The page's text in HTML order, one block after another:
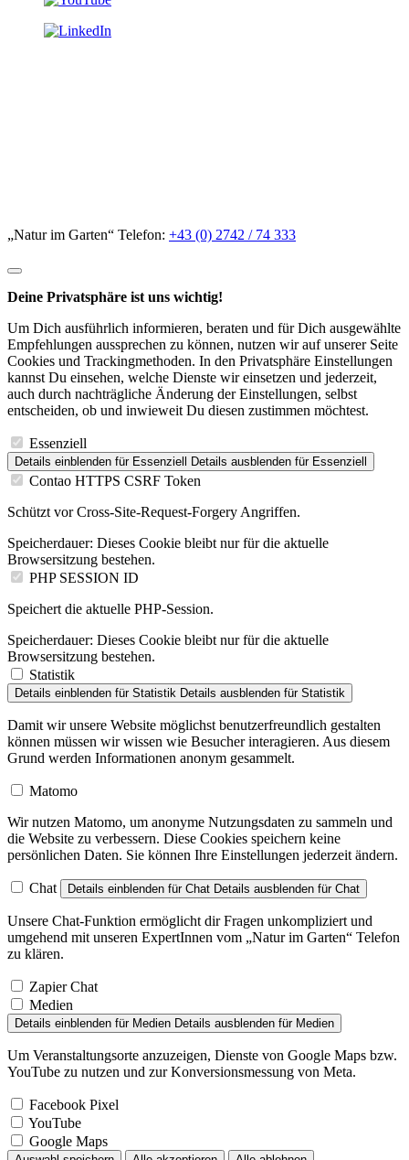
„Natur im Garten“ Telefon: +43 (0) 2742 / 74 333
Deine Privatsphäre ist uns wichtig!
Um Dich ausführlich informieren, beraten und für Dich ausgewählte
Empfehlungen aussprechen zu können, nutzen wir auf unserer Seite
Cookies und Trackingmethoden. In den Privatsphäre Einstellungen
kannst Du einsehen, welche Dienste wir einsetzen und jederzeit,
auch durch nachträgliche Änderung der Einstellungen, selbst
entscheiden, ob und inwieweit Du diesen zustimmen möchtest.
Essenziell
Details einblenden für Essenziell Details ausblenden für Essenziell
Contao HTTPS CSRF Token
Schützt vor Cross-Site-Request-Forgery Angriffen.
Speicherdauer: Dieses Cookie bleibt nur für die aktuelle
Browsersitzung bestehen.
PHP SESSION ID
Speichert die aktuelle PHP-Session.
Speicherdauer: Dieses Cookie bleibt nur für die aktuelle
Browsersitzung bestehen.
Statistik
Details einblenden für Statistik Details ausblenden für Statistik
Damit wir unsere Website möglichst benutzerfreundlich gestalten
können müssen wir wissen wie Besucher interagieren. Aus diesem
Grund werden Informationen anonym gesammelt.
Matomo
Wir nutzen Matomo, um anonyme Nutzungsdaten zu sammeln und
die Website zu verbessern. Diese Cookies speichern keine
persönlichen Daten. Sie können Ihre Einstellungen jederzeit ändern.
Chat Details einblenden für Chat Details ausblenden für Chat
Unsere Chat-Funktion ermöglicht dir Fragen unkompliziert und
umgehend mit unseren ExpertInnen vom „Natur im Garten“ Telefon
zu klären.
Zapier Chat
Medien
Details einblenden für Medien Details ausblenden für Medien
Um Veranstaltungsorte anzuzeigen, Dienste von Google Maps bzw.
YouTube zu nutzen und zur Konversionsmessung von Meta.
Facebook Pixel
YouTube
Google Maps